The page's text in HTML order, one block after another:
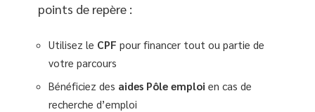
points de repère :
Utilisez le CPF pour financer tout ou partie de
votre parcours
Bénéficiez des aides Pôle emploi en cas de
recherche d’emploi